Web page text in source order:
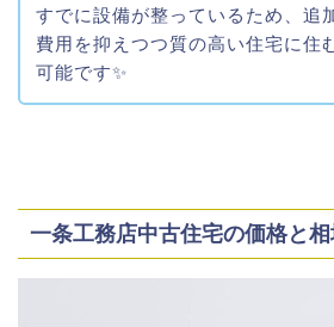
すでに設備が整っているため、追
費用を抑えつつ質の高い住宅に住
可能です✨
一条工務店中古住宅の価格と